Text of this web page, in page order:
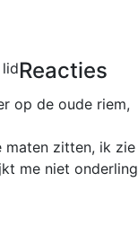
Reacties
op de oude riem,
maten zitten, ik zie
me niet onderling